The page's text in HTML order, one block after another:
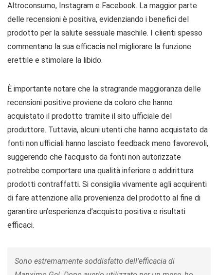
Altroconsumo, Instagram e Facebook. La maggior parte
delle recensioni è positiva, evidenziando i benefici del
prodotto per la salute sessuale maschile. I clienti spesso
commentano la sua efficacia nel migliorare la funzione
erettile e stimolare la libido.
È importante notare che la stragrande maggioranza delle
recensioni positive proviene da coloro che hanno
acquistato il prodotto tramite il sito ufficiale del
produttore. Tuttavia, alcuni utenti che hanno acquistato da
fonti non ufficiali hanno lasciato feedback meno favorevoli,
suggerendo che l’acquisto da fonti non autorizzate
potrebbe comportare una qualità inferiore o addirittura
prodotti contraffatti. Si consiglia vivamente agli acquirenti
di fare attenzione alla provenienza del prodotto al fine di
garantire un’esperienza d’acquisto positiva e risultati
efficaci.
Sono estremamente soddisfatto dell’efficacia di